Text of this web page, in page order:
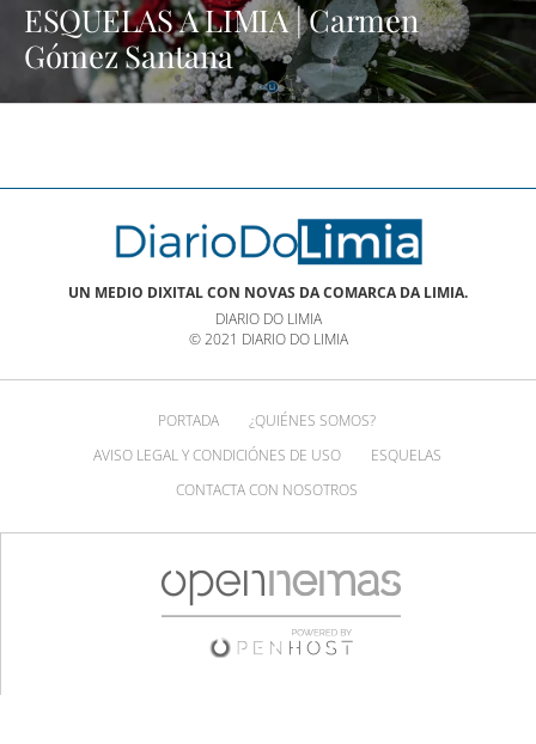
ESQUELAS A LIMIA | Carmen
Gómez Santana
UN MEDIO DIXITAL CON NOVAS DA COMARCA DA LIMIA.
DIARIO DO LIMIA
© 2021 DIARIO DO LIMIA
PORTADA
¿QUIÉNES SOMOS?
AVISO LEGAL Y CONDICIÓNES DE USO
ESQUELAS
CONTACTA CON NOSOTROS